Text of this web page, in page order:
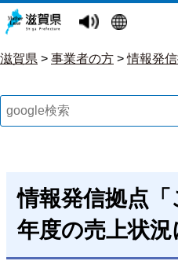
滋賀県 > 事業者の方 >情報発
情報発信拠点
年度の売上状